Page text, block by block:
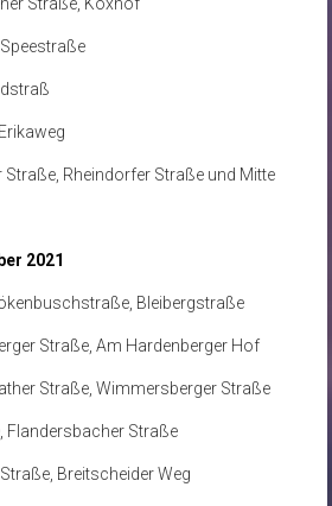
Straße, Koxhof
Rheindorfer Straße und Mitte
2021
Bleibergstraße
Straße, Am Hardenberger Hof
Straße, Wimmersberger Straße
Flandersbacher Straße
Breitscheider Weg